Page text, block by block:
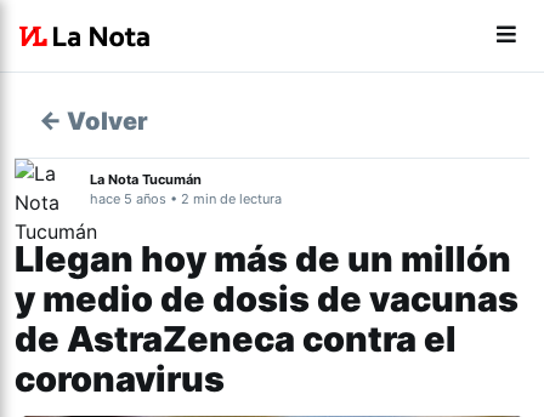
← Volver
La Nota Tucumán
hace 5 años • 2 min de lectura
Llegan hoy más de un millón
y medio de dosis de vacunas
de AstraZeneca contra el
coronavirus